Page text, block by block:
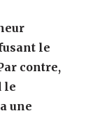
le
contre,
le
une